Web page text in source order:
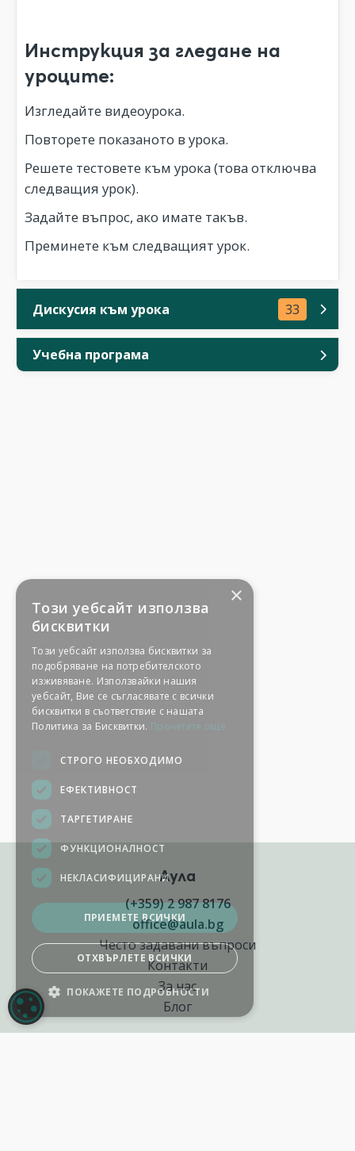
Инструкция за гледане на
уроците:
Изгледайте видеоурока.
Повторете показаното в урока.
Решете тестовете към урока (това отключва
следващия урок).
Задайте въпрос, ако имате такъв.
Преминете към следващият урок.
Дискусия към урока 33
Учебна програма
Аула
(+359) 2 987 8176
office@aula.bg
Често задавани въпроси
Контакти
За нас
Блог
НАСТРОЙКИ НА БИСКВИТКИТЕ